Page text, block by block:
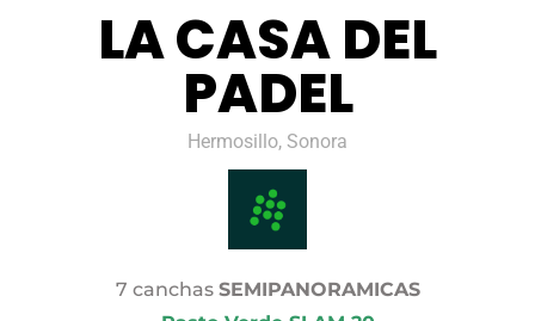
LA CASA DEL
PADEL
Hermosillo, Sonora
7 canchas SEMIPANORAMICAS